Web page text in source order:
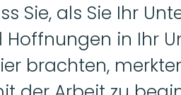
Sie, als Sie Ihr
in Ihr
brachten,